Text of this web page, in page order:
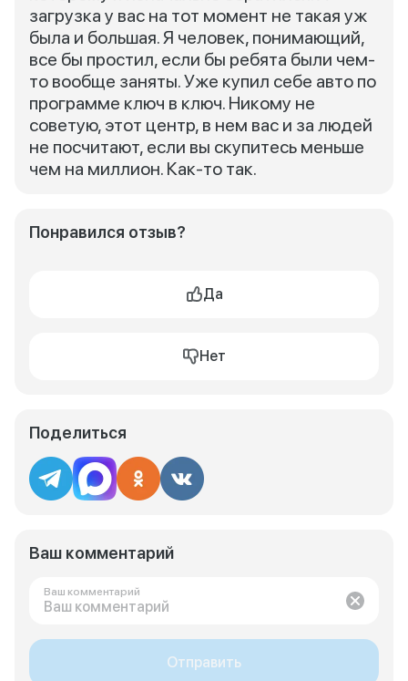
загрузка у вас на тот момент не такая уж
была и большая. Я человек, понимающий,
все бы простил, если бы ребята были чем-
то вообще заняты. Уже купил себе авто по
программе ключ в ключ. Никому не
советую, этот центр, в нем вас и за людей
не посчитают, если вы скупитесь меньше
чем на миллион. Как-то так.
Понравился отзыв?
Да
Нет
Поделиться
Ваш комментарий
Ваш комментарий
Отправить